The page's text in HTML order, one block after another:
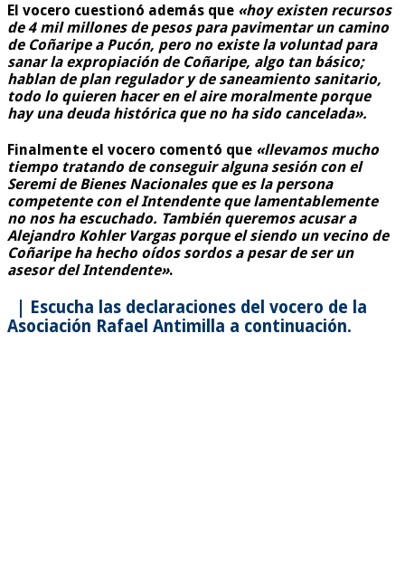
El vocero cuestionó además que «hoy existen recursos
de 4 mil millones de pesos para pavimentar un camino
de Coñaripe a Pucón, pero no existe la voluntad para
sanar la expropiación de Coñaripe, algo tan básico;
hablan de plan regulador y de saneamiento sanitario,
todo lo quieren hacer en el aire moralmente porque
hay una deuda histórica que no ha sido cancelada».
Finalmente el vocero comentó que «llevamos mucho
tiempo tratando de conseguir alguna sesión con el
Seremi de Bienes Nacionales que es la persona
competente con el Intendente que lamentablemente
no nos ha escuchado. También queremos acusar a
Alejandro Kohler Vargas porque el siendo un vecino de
Coñaripe ha hecho oídos sordos a pesar de ser un
asesor del Intendente».
| Escucha las declaraciones del vocero de la
Asociación Rafael Antimilla a continuación.